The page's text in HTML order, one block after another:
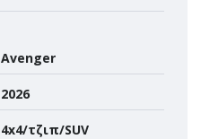
Avenger
2026
4x4/τζιπ/SUV